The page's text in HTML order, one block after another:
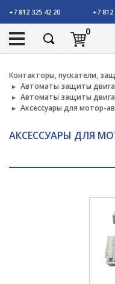
+7 812 325 42 20 +7 812
0
Контакторы, пускатели,
Автоматы защиты
Автоматы защиты
Аксессуары для мотор-
АКСЕССУАРЫ ДЛЯ